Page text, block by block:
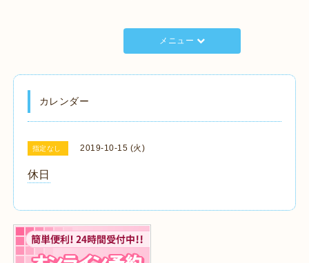
メニュー
カレンダー
指定なし 2019-10-15 (火)
休日